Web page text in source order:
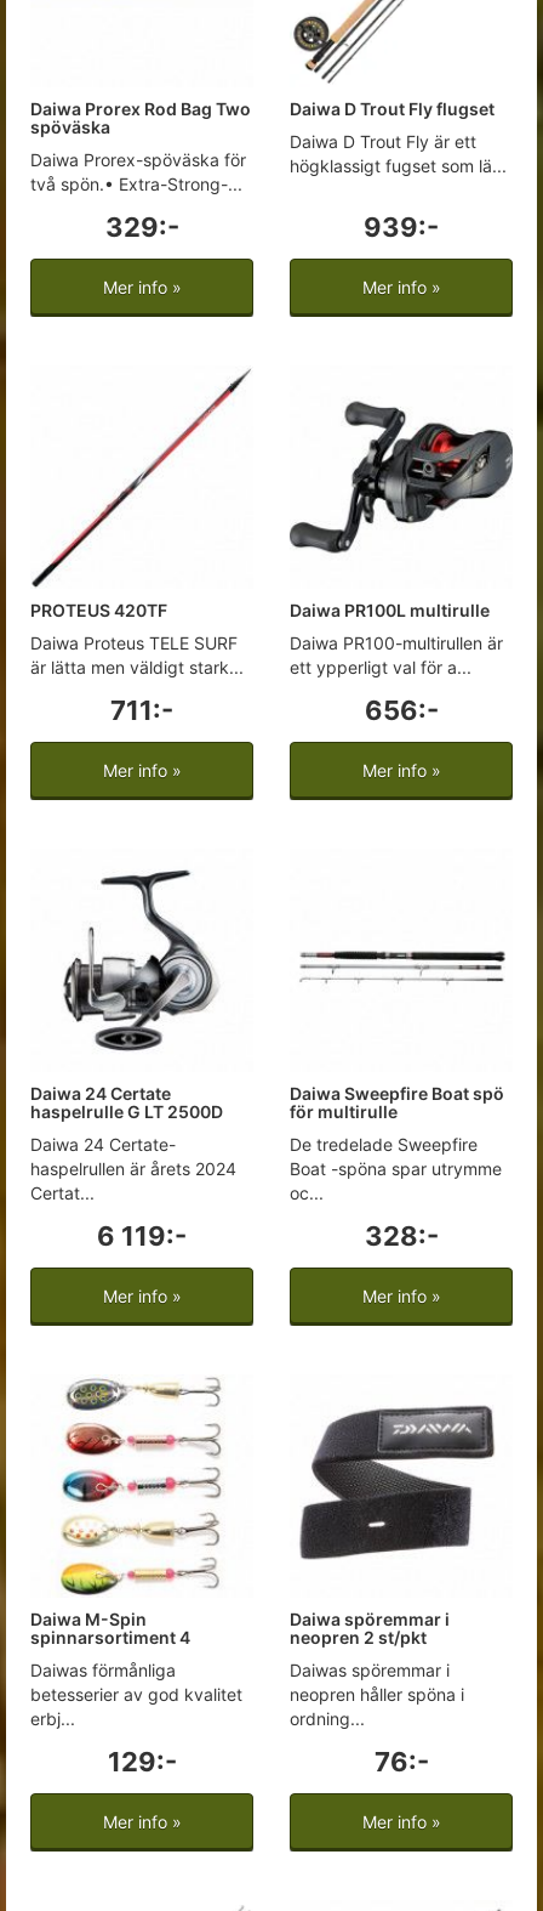
Daiwa Prorex Rod Bag Two
spöväska
Daiwa Prorex-spöväska för
två spön.• Extra-Strong-...
329:-
Mer info »
Daiwa D Trout Fly flugset
Daiwa D Trout Fly är ett
högklassigt fugset som lä...
939:-
Mer info »
PROTEUS 420TF
Daiwa Proteus TELE SURF
är lätta men väldigt stark...
711:-
Mer info »
Daiwa PR100L multirulle
Daiwa PR100-multirullen är
ett ypperligt val för a...
656:-
Mer info »
Daiwa 24 Certate
haspelrulle G LT 2500D
Daiwa 24 Certate-
haspelrullen är årets 2024
Certat...
6 119:-
Mer info »
Daiwa Sweepfire Boat spö
för multirulle
De tredelade Sweepfire
Boat -spöna spar utrymme
oc...
328:-
Mer info »
Daiwa M-Spin
spinnarsortiment 4
Daiwas förmånliga
betesserier av god kvalitet
erbj...
129:-
Mer info »
Daiwa spöremmar i
neopren 2 st/pkt
Daiwas spöremmar i
neopren håller spöna i
ordning...
76:-
Mer info »